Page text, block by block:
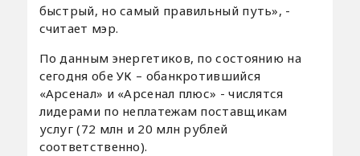
быстрый, но самый правильный путь», -
считает мэр.
По данным энергетиков, по состоянию на
сегодня обе УК – обанкротившийся
«Арсенал» и «Арсенал плюс» - числятся
лидерами по неплатежам поставщикам
услуг (72 млн и 20 млн рублей
соответственно).